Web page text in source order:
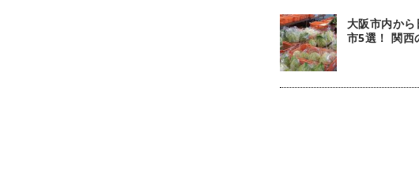
大阪市内か
市5選！ 関西